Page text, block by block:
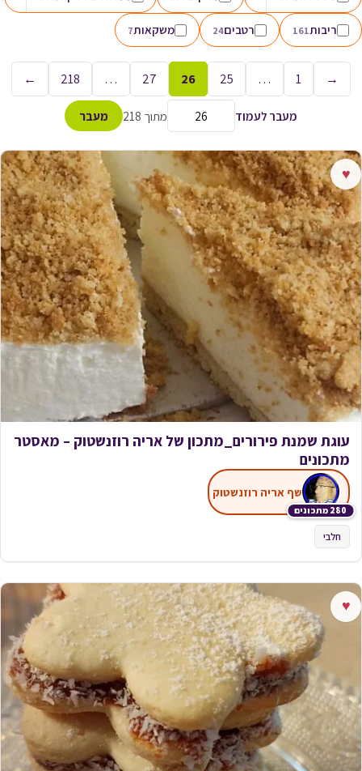
ריבות161 רטבים24 משקאות7
→
1
…
25
26
27
…
218
←
מעבר לעמוד מתוך 218 מעבר
♥
עוגת שמנת פירורים_מתכון של אריה רוזנשטוק – מאסטר
מתכונים
280 מתכונים
שף אריה רוזנשטוק
חלבי
♥